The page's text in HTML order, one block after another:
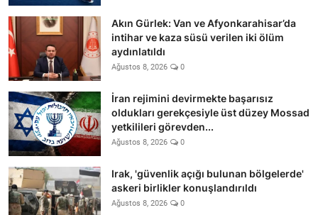
Akın Gürlek: Van ve Afyonkarahisar’da
intihar ve kaza süsü verilen iki ölüm
aydınlatıldı
Ağustos 8, 2026 0
İran rejimini devirmekte başarısız
oldukları gerekçesiyle üst düzey Mossad
yetkilileri görevden...
Ağustos 8, 2026 0
Irak, 'güvenlik açığı bulunan bölgelerde'
askeri birlikler konuşlandırıldı
Ağustos 8, 2026 0